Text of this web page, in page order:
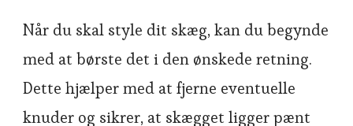
Når du skal style dit skæg, kan du begynde
med at børste det i den ønskede retning.
Dette hjælper med at fjerne eventuelle
knuder og sikrer, at skægget ligger pænt